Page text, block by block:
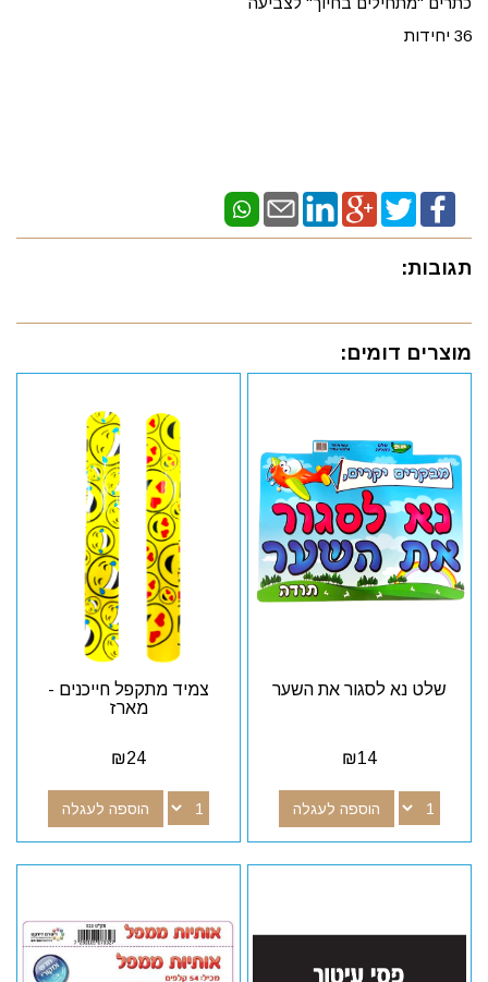
36 יחידות
תגובות:
מוצרים דומים:
שלט נא לסגור את השער
₪14
הוספה לעגלה
צמיד מתקפל חייכנים -
מארז
₪24
הוספה לעגלה